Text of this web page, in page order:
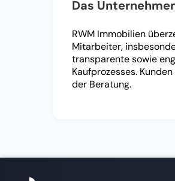
Das
RWM Immobilien
Mitarbeiter,
transparente sowie
Kaufprozesses.
der Beratung.